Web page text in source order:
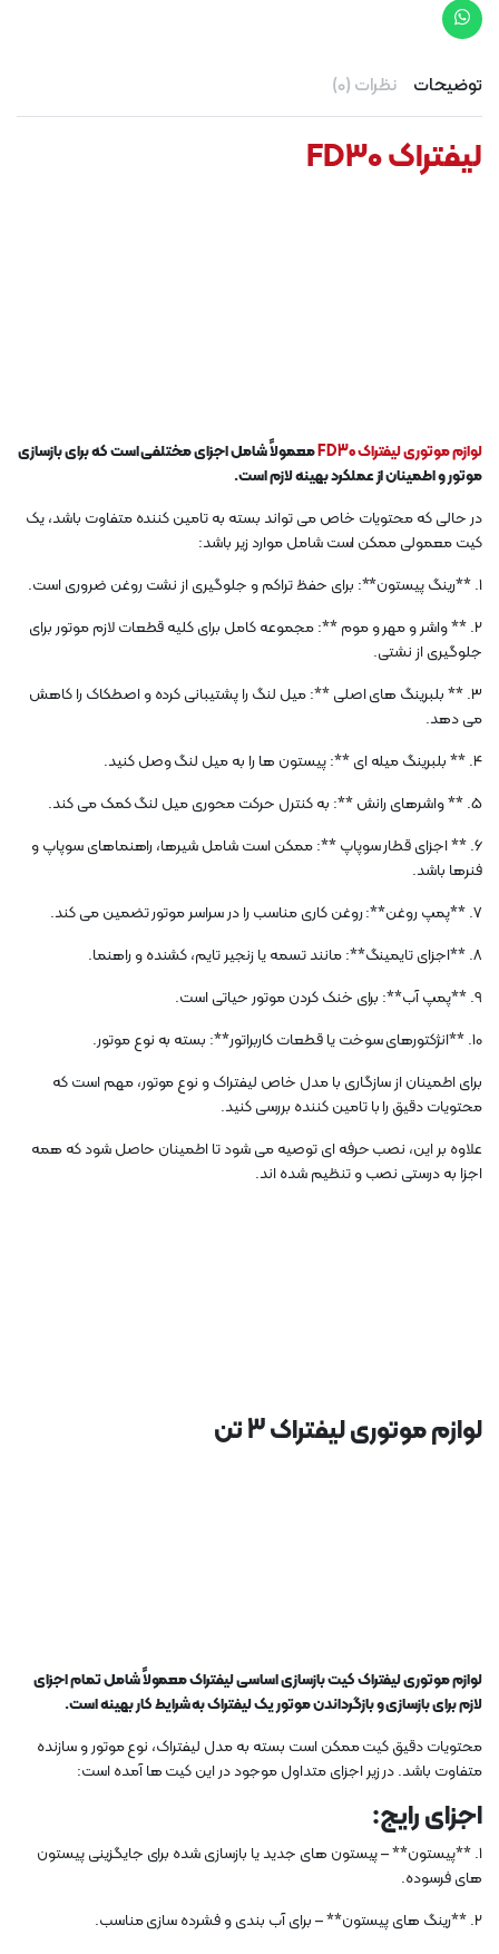
توضیحات نظرات (0)
لیفتراک FD30
لوازم موتوری لیفتراک FD30
معمولاً شامل اجزای مختلفی است که برای بازسازی
موتور و اطمینان از عملکرد بهینه لازم است.
در حالی که محتویات خاص می تواند بسته به تامین کننده متفاوت باشد، یک
کیت معمولی ممکن است شامل موارد زیر باشد:
1. **رینگ پیستون**: برای حفظ تراکم و جلوگیری از نشت روغن ضروری است.
2. ** واشر و مهر و موم **: مجموعه کامل برای کلیه قطعات لازم موتور برای
جلوگیری از نشتی.
3. ** بلبرینگ های اصلی **: میل لنگ را پشتیبانی کرده و اصطکاک را کاهش
می دهد.
4. ** بلبرینگ میله ای **: پیستون ها را به میل لنگ وصل کنید.
5. ** واشرهای رانش **: به کنترل حرکت محوری میل لنگ کمک می کند.
6. ** اجزای قطار سوپاپ **: ممکن است شامل شیرها، راهنماهای سوپاپ و
فنرها باشد.
7. **پمپ روغن**: روغن کاری مناسب را در سراسر موتور تضمین می کند.
8. **اجزای تایمینگ**: مانند تسمه یا زنجیر تایم، کشنده و راهنما.
9. **پمپ آب**: برای خنک کردن موتور حیاتی است.
10. **انژکتورهای سوخت یا قطعات کاربراتور**: بسته به نوع موتور.
برای اطمینان از سازگاری با مدل خاص لیفتراک و نوع موتور، مهم است که
محتویات دقیق را با تامین کننده بررسی کنید.
علاوه بر این، نصب حرفه ای توصیه می شود تا اطمینان حاصل شود که همه
اجزا به درستی نصب و تنظیم شده اند.
لوازم موتوری لیفتراک 3 تن
لوازم موتوری لیفتراک کیت بازسازی اساسی لیفتراک معمولاً شامل تمام اجزای
لازم برای بازسازی و بازگرداندن موتور یک لیفتراک به شرایط کار بهینه است.
محتویات دقیق کیت ممکن است بسته به مدل لیفتراک، نوع موتور و سازنده
متفاوت باشد. در زیر اجزای متداول موجود در این کیت ها آمده است:
اجزای رایج:
1. **پیستون** – پیستون های جدید یا بازسازی شده برای جایگزینی پیستون
های فرسوده.
2. **رینگ های پیستون** – برای آب بندی و فشرده سازی مناسب.